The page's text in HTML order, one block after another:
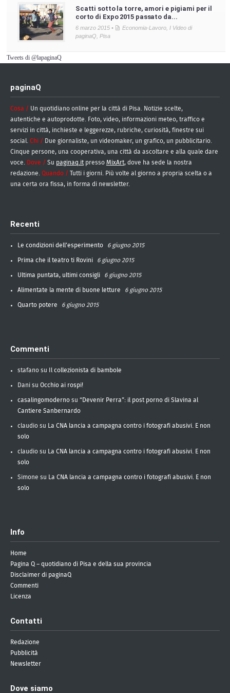
Scatti sotto la torre, amori e pigiami per il
corto di Expo 2015 passato da...
6 marzo 2015 • Economia-Lavoro, I Video di
paginaQ Pisa
Tweets di @lapaginaQ
paginaQ
Cosa / Un quotidiano online per la città di Pisa. Notizie scelte,
autentiche e autoprodotte. Foto, video, informazioni meteo, traffico e
servizi in città, inchieste e leggerezze, rubriche, curiosità, finestre sui
social. Chi / Due giornaliste, un videomaker, un grafico, un pubblicitario.
Cinque persone, una cooperativa, una città da ascoltare e alla quale dare
voce.
Dove / Su paginaq.it presso MixArt, dove ha sede la nostra
redazione. Quando / Tutti i giorni. Più volte al giorno a propria scelta o a
una certa ora fissa, in forma di newsletter.
Recenti
Le condizioni dell’esperimento 6 giugno 2015
Prima che il teatro ti Rovini 6 giugno 2015
Ultima puntata, ultimi consigli 6 giugno 2015
Alimentate la mente di buone letture 6 giugno 2015
Quarto potere 6 giugno 2015
Commenti
stafano su Il collezionista di bambole
Dani su Occhio ai rospi!
casalingomoderno su “Devenir Perra”: il post porno di Slavina al
Cantiere Sanbernardo
claudio su
La CNA lancia a campagna contro i fotografi abusivi. E non
solo
claudio su
La CNA lancia a campagna contro i fotografi abusivi. E non
solo
Simone su
La CNA lancia a campagna contro i fotografi abusivi. E non
solo
Info
Home
Pagina Q – quotidiano di Pisa e della sua provincia
Disclaimer di paginaQ
Commenti
Licenza
Contatti
Redazione
Pubblicità
Newsletter
Dove siamo